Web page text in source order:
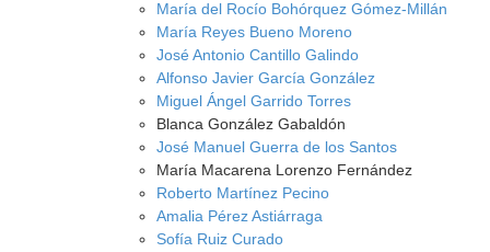
María del Rocío Bohórquez Gómez-Millán
María Reyes Bueno Moreno
José Antonio Cantillo Galindo
Alfonso Javier García González
Miguel Ángel Garrido Torres
Blanca González Gabaldón
José Manuel Guerra de los Santos
María Macarena Lorenzo Fernández
Roberto Martínez Pecino
Amalia Pérez Astiárraga
Sofía Ruiz Curado